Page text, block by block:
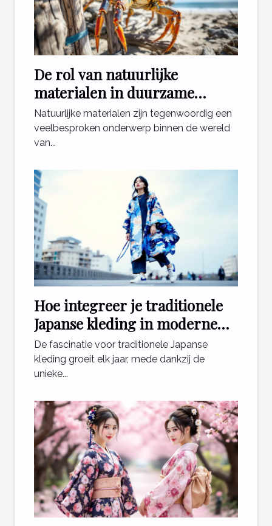
De rol van natuurlijke
materialen in duurzame
krabpalen
Natuurlijke materialen zijn tegenwoordig een
veelbesproken onderwerp binnen de wereld
van...
Hoe integreer je traditionele
Japanse kleding in moderne
outfits?
De fascinatie voor traditionele Japanse
kleding groeit elk jaar, mede dankzij de
unieke...